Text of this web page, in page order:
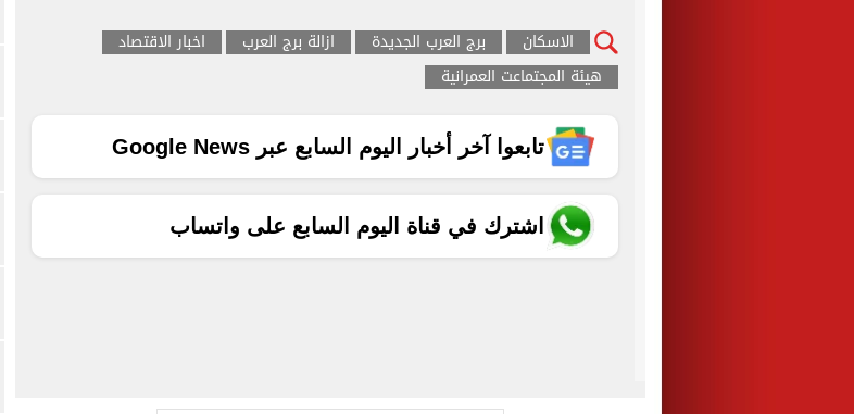
الاسكان برج العرب الجديدة ازالة برج العرب
اخبار الاقتصاد
هيئة المجتماعت العمرانية
تابعوا آخر أخبار اليوم السابع عبر Google News
اشترك في قناة اليوم السابع على واتساب